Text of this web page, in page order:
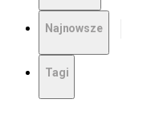
Najnowsze
Tagi